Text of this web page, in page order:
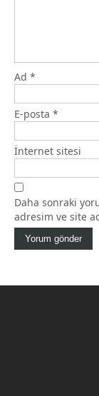
Ad *
E-posta *
İnternet sitesi
Daha sonraki
adresim ve site